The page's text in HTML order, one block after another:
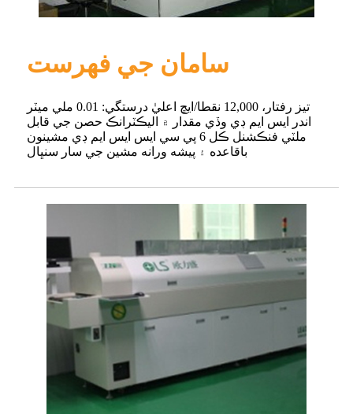
سامان جي فهرست
تيز رفتار، 12,000 نقطا/ايڇ اعليٰ درستگي: 0.01 ملي ميٽر
اندر ايس ايم ڊي وڏي مقدار ۾ اليڪٽرانڪ حصن جي قابل
ملٽي فنڪشنل ڪل 6 پي سي ايس ايس ايم ڊي مشينون
باقاعده ۽ پيشه ورانه مشين جي سار سنڀال